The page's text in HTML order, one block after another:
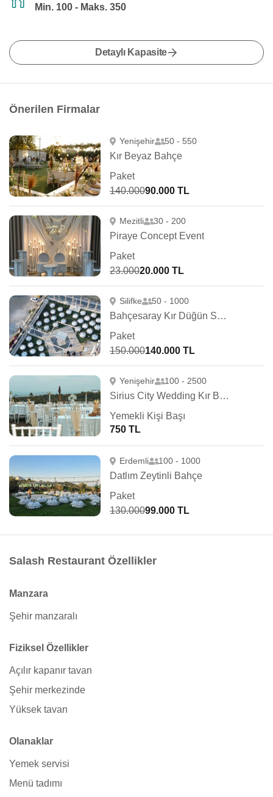
Min. 100 - Maks. 350
Detaylı Kapasite
Önerilen Firmalar
Yenişehir 50 - 550
Kır Beyaz Bahçe
Paket
140.00090.000 TL
Mezitli 30 - 200
Piraye Concept Event
Paket
23.00020.000 TL
Silifke 50 - 1000
Bahçesaray Kır Düğün Salonu
Paket
150.000140.000 TL
Yenişehir 100 - 2500
Sirius City Wedding Kır Bahçesi
Yemekli Kişi Başı
750 TL
Erdemli 100 - 1000
Datlım Zeytinli Bahçe
Paket
130.00099.000 TL
Salash Restaurant Özellikler
Manzara
Şehir manzaralı
Fiziksel Özellikler
Açılır kapanır tavan
Şehir merkezinde
Yüksek tavan
Olanaklar
Yemek servisi
Menü tadımı